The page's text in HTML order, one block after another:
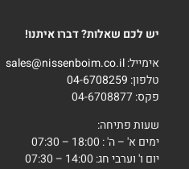
יש לכם שאלות? דברו איתנו!
אימייל:sales@nissenboim.co.il
טלפון: 04-6708259
פקס: 04-6708877
שעות פתיחה:
ימים א' – ה' : 18:00 – 07:30
יום ו' וערבי חג: 14:00 – 07:30